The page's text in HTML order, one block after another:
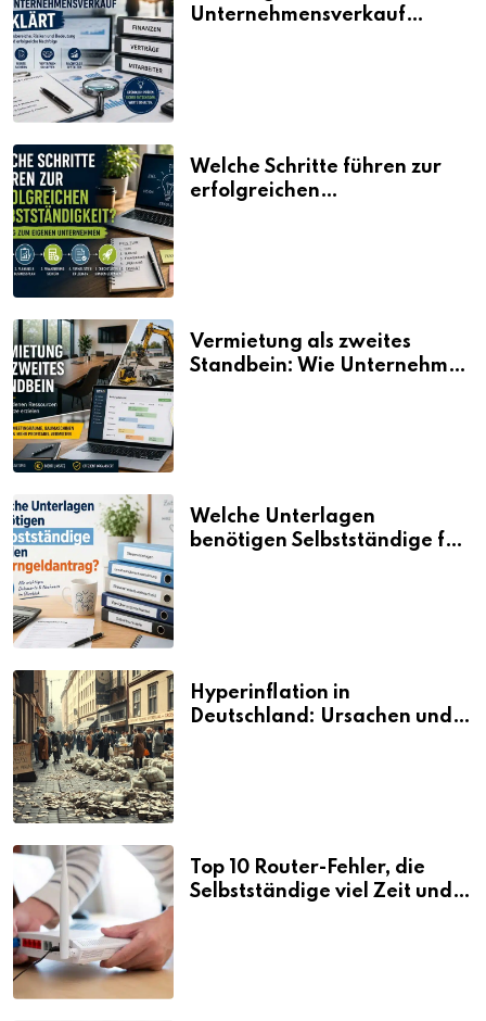
Unternehmensverkauf
Welche Schritte führen zur
erfolgreichen
Vermietung als zweites
Standbein: Wie Unternehmen
Welche Unterlagen
benötigen Selbstständige für
Hyperinflation in
Deutschland: Ursachen und
Top 10 Router-Fehler, die
Selbstständige viel Zeit und